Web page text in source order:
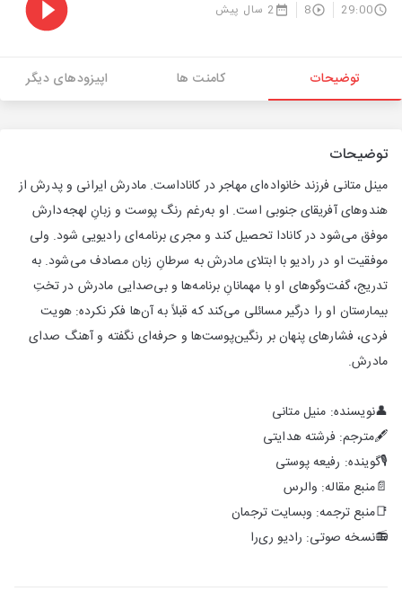
29:00
8 2 سال پیش
توضیحات کامنت ها اپیزودهای دیگر
توضیحات
مینل متانی فرزند خانواده‌‏ای مهاجر در کاناداست. مادرش ایرانی و پدرش از
هندوهای آفریقای جنوبی است. او به‌‏رغم رنگ پوست و زبانِ لهجه‌‏دارش
موفق می‏‌شود در کانادا تحصیل کند و مجری برنامه‏‌ای رادیویی شود. ولی
موفقیت او در رادیو با ابتلای مادرش به سرطانِ زبان مصادف می‏‌شود. به
تدریج، گفت‌‏و‏گوهای او با مهمانانِ برنامه‏‌ها و بی‏‌صدایی مادرش در تختِ
بیمارستان او را درگیر مسائلی می‏‌کند که قبلاً به آن‏‌ها فکر نکرده: هویت
فردی، فشارهای پنهان بر رنگین‏‌پوست‌‏ها و حرف‏ه‌ای نگفته و آهنگ صدای
مادرش.
👤نویسنده: منیل متانی
🖋مترجم: فرشته هدایتی
🎙گوینده: رفیعه پوستی
📄منبع مقاله: والرس
📑منبع ترجمه: وبسایت ترجمان
📻نسخه صوتی: رادیو ری‌را